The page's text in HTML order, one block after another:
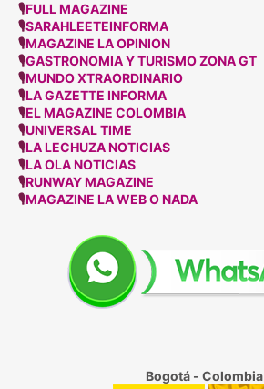
🎙FULL MAGAZINE
🎙SARAHLEETEINFORMA
🎙MAGAZINE LA OPINION
🎙GASTRONOMIA Y TURISMO ZONA GT
🎙MUNDO XTRAORDINARIO
🎙LA GAZETTE INFORMA
🎙EL MAGAZINE COLOMBIA
🎙UNIVERSAL TIME
🎙LA LECHUZA NOTICIAS
🎙LA OLA NOTICIAS
🎙RUNWAY MAGAZINE
🎙MAGAZINE LA WEB O NADA
Bogotá - Colombia